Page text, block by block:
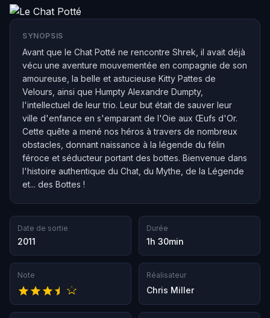
SYNOPSIS
Avant que le Chat Potté ne rencontre Shrek, il avait déjà
vécu une aventure mouvementée en compagnie de son
amoureuse, la belle et astucieuse Kitty Pattes de
Velours, ainsi que Humpty Alexandre Dumpty,
l'intellectuel de leur trio. Leur but était de sauver leur
ville d'enfance en s'emparant de l'Oie aux Œufs d'Or.
Cette quête a mené nos héros à travers de nombreux
obstacles, donnant naissance à la légende du félin
féroce et séducteur portant des bottes. Bienvenue dans
l'histoire authentique du Chat, du Mythe, de la Légende
et... des Bottes !
Date de sortie
2011
Durée
1h 30min
Note Réalisateur
Chris Miller